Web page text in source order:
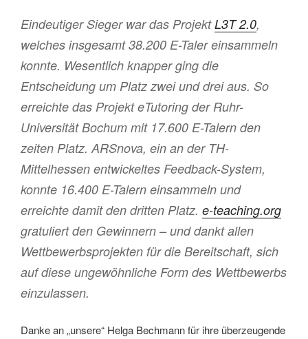
Eindeutiger Sieger war das ProjektL3T 2.0,
welches insgesamt 38.200 E-Taler einsammeln
konnte. Wesentlich knapper ging die
Entscheidung um Platz zwei und drei aus. So
erreichte das Projekt eTutoring der Ruhr-
Universität Bochum mit 17.600 E-Talern den
zeiten Platz. ARSnova, ein an der TH-
Mittelhessen entwickeltes Feedback-System,
konnte 16.400 E-Talern einsammeln und
erreichte damit den dritten Platz. e-teaching.org
gratuliert den Gewinnern – und dankt allen
Wettbewerbsprojekten für die Bereitschaft, sich
auf diese ungewöhnliche Form des Wettbewerbs
einzulassen.
Danke an „unsere“ Helga Bechmann für ihre überzeugende